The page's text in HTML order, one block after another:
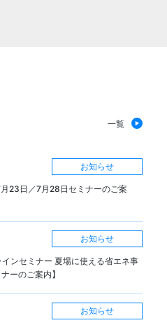
一覧
お知らせ
23日／7月28日セミナーのご案
お知らせ
ンセミナー 夏場に使える省エネ事
ーのご案内】
お知らせ